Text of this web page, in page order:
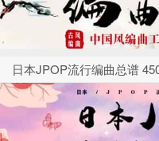
日本JPOP流行编曲总谱